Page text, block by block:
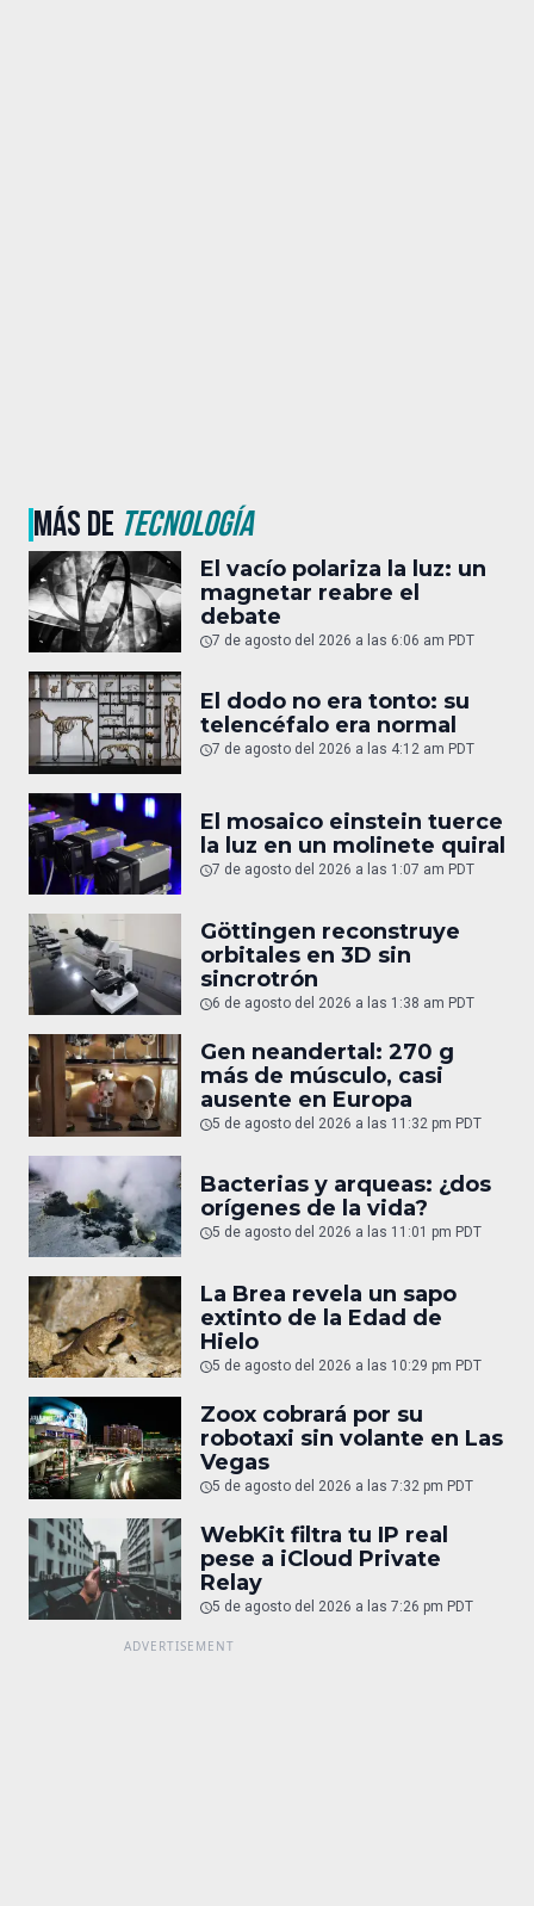
MÁS DE TECNOLOGÍA
El vacío polariza la luz: un
magnetar reabre el
debate
7 de agosto del 2026 a las 6:06 am PDT
El dodo no era tonto: su
telencéfalo era normal
7 de agosto del 2026 a las 4:12 am PDT
El mosaico einstein tuerce
la luz en un molinete quiral
7 de agosto del 2026 a las 1:07 am PDT
Göttingen reconstruye
orbitales en 3D sin
sincrotrón
6 de agosto del 2026 a las 1:38 am PDT
Gen neandertal: 270 g
más de músculo, casi
ausente en Europa
5 de agosto del 2026 a las 11:32 pm PDT
Bacterias y arqueas: ¿dos
orígenes de la vida?
5 de agosto del 2026 a las 11:01 pm PDT
La Brea revela un sapo
extinto de la Edad de
Hielo
5 de agosto del 2026 a las 10:29 pm PDT
Zoox cobrará por su
robotaxi sin volante en Las
Vegas
5 de agosto del 2026 a las 7:32 pm PDT
WebKit filtra tu IP real
pese a iCloud Private
Relay
5 de agosto del 2026 a las 7:26 pm PDT